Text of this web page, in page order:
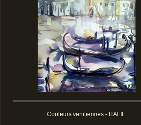
Couleurs venitiennes - ITALIE